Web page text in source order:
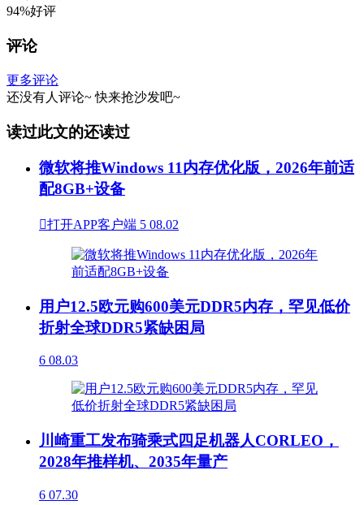
94%好评
评论
更多评论
还没有人评论~ 快来抢沙发吧~
读过此文的还读过
微软将推Windows 11内存优化版，2026年前适
配8GB+设备
打开APP客户端 5 08.02
用户12.5欧元购600美元DDR5内存，罕见低价
折射全球DDR5紧缺困局
6 08.03
川崎重工发布骑乘式四足机器人CORLEO，
2028年推样机、2035年量产
6 07.30